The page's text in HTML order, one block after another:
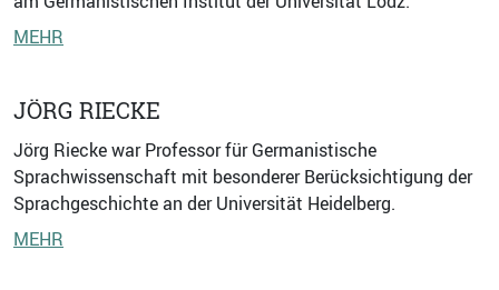
MEHR
JÖRG RIECKE
Jörg Riecke war Professor für Germanistische
Sprachwissenschaft mit besonderer Berücksichtigung der
Sprachgeschichte an der Universität Heidelberg.
MEHR